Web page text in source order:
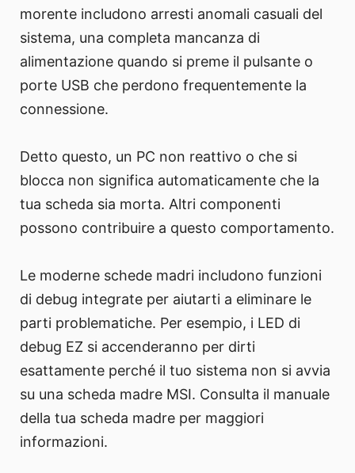
morente includono arresti anomali casuali del
sistema, una completa mancanza di
alimentazione quando si preme il pulsante o
porte USB che perdono frequentemente la
connessione.
Detto questo, un PC non reattivo o che si
blocca non significa automaticamente che la
tua scheda sia morta. Altri componenti
possono contribuire a questo comportamento.
Le moderne schede madri includono funzioni
di debug integrate per aiutarti a eliminare le
parti problematiche. Per esempio, i LED di
debug EZ si accenderanno per dirti
esattamente perché il tuo sistema non si avvia
su una scheda madre MSI. Consulta il manuale
della tua scheda madre per maggiori
informazioni.